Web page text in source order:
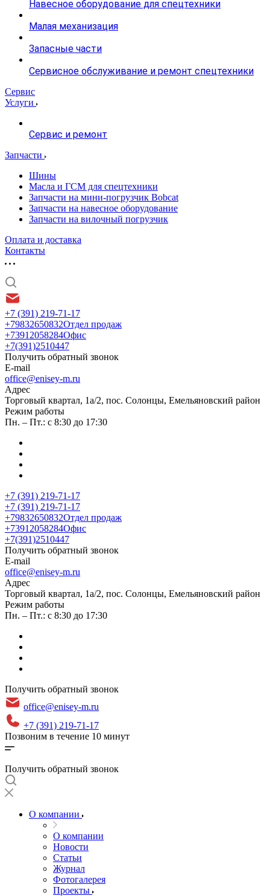
Навесное оборудование для спецтехники
Малая механизация
Запасные части
Сервисное обслуживание и ремонт спецтехники
Сервис
Услуги
Сервис и ремонт
Запчасти
Шины
Масла и ГСМ для спецтехники
Запчасти на мини-погрузчик Bobcat
Запчасти на навесное оборудование
Запчасти на вилочный погрузчик
Оплата и доставка
Контакты
+7 (391) 219-71-17
+79832650832Отдел продаж
+73912058284Офис
+7(391)2510447
Получить обратный звонок
E-mail
office@enisey-m.ru
Адрес
​Торговый квартал, 1а/2, пос. Солонцы, Емельяновский район
Режим работы
Пн. – Пт.: с 8:30 до 17:30
+7 (391) 219-71-17
+7 (391) 219-71-17
+79832650832Отдел продаж
+73912058284Офис
+7(391)2510447
Получить обратный звонок
E-mail
office@enisey-m.ru
Адрес
​Торговый квартал, 1а/2, пос. Солонцы, Емельяновский район
Режим работы
Пн. – Пт.: с 8:30 до 17:30
Получить обратный звонок
office@enisey-m.ru
+7 (391) 219-71-17
Позвоним в течение 10 минут
Получить обратный звонок
О компании
О компании
Новости
Статьи
Журнал
Фотогалерея
Проекты